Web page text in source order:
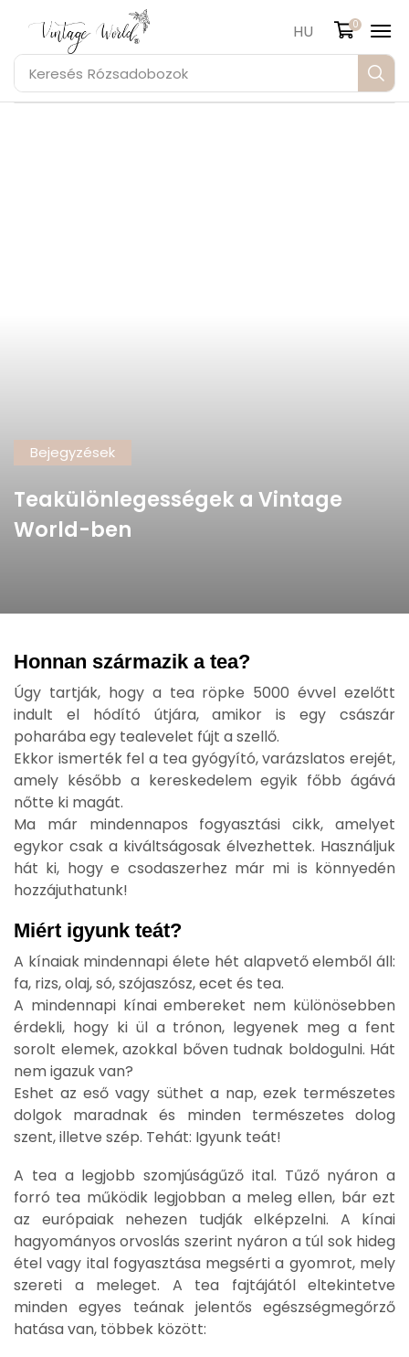
Keresés Rózsadobozok
HU 0
Bejegyzések
Teakülönlegességek a Vintage
World-ben
Honnan származik a tea?
Úgy tartják, hogy a tea röpke 5000 évvel ezelőtt
indult el hódító útjára, amikor is egy császár
poharába egy tealevelet fújt a szellő.
Ekkor ismerték fel a tea gyógyító, varázslatos erejét,
amely később a kereskedelem egyik főbb ágává
nőtte ki magát.
Ma már mindennapos fogyasztási cikk, amelyet
egykor csak a kiváltságosak élvezhettek. Használjuk
hát ki, hogy e csodaszerhez már mi is könnyedén
hozzájuthatunk!
Miért igyunk teát?
A kínaiak mindennapi élete hét alapvető elemből áll:
fa, rizs, olaj, só, szójaszósz, ecet és tea.
A mindennapi kínai embereket nem különösebben
érdekli, hogy ki ül a trónon, legyenek meg a fent
sorolt elemek, azokkal bőven tudnak boldogulni. Hát
nem igazuk van?
Eshet az eső vagy süthet a nap, ezek természetes
dolgok maradnak és minden természetes dolog
szent, illetve szép. Tehát: Igyunk teát!
A tea a legjobb szomjúságűző ital. Tűző nyáron a
forró tea működik legjobban a meleg ellen, bár ezt
az európaiak nehezen tudják elképzelni. A kínai
hagyományos orvoslás szerint nyáron a túl sok hideg
étel vagy ital fogyasztása megsérti a gyomrot, mely
szereti a meleget. A tea fajtájától eltekintetve
minden egyes teának jelentős egészségmegőrző
hatása van, többek között: